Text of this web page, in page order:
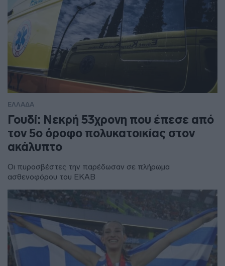
ΕΛΛΑΔΑ
Γουδί: Νεκρή 53χρονη που έπεσε από
τον 5ο όροφο πολυκατοικίας στον
ακάλυπτο
Οι πυροσβέστες την παρέδωσαν σε πλήρωμα
ασθενοφόρου του ΕΚΑΒ